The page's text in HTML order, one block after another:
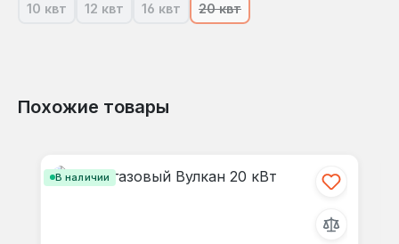
10 квт(В настоящее время эта опция недоступна.)
12 квт(В настоящее время эта опция недоступна.)
16 квт(В настоящее время эта опция
20 квт(В настоящее время эта
Похожие товары
В наличии